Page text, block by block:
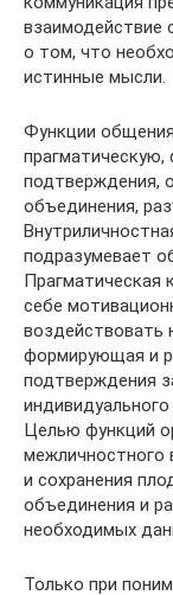
взаимодействие
о том, что
истинные мысли.
Функции
подтверждения,
объединения,
подразумевает
Прагматическая
себе
воздействовать
формирующая и
подтверждения
Целью функций
межличностного
и сохранения
объединения и
необходимых
Только при